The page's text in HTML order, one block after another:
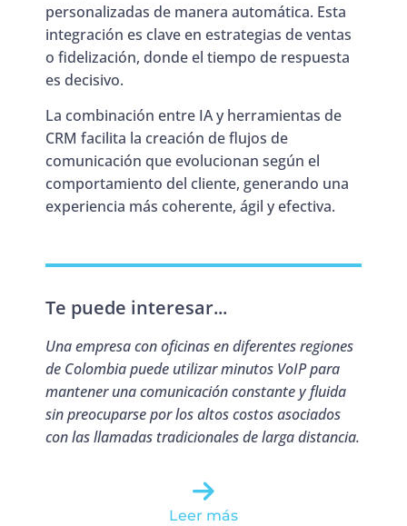
personalizadas de manera automática. Esta
integración es clave en estrategias de ventas
o fidelización, donde el tiempo de respuesta
es decisivo.
La combinación entre IA y herramientas de
CRM facilita la creación de flujos de
comunicación que evolucionan según el
comportamiento del cliente, generando una
experiencia más coherente, ágil y efectiva.
Te puede interesar...
Una empresa con oficinas en diferentes regiones
de Colombia puede utilizar minutos VoIP para
mantener una comunicación constante y fluida
sin preocuparse por los altos costos asociados
con las llamadas tradicionales de larga distancia.
Leer más